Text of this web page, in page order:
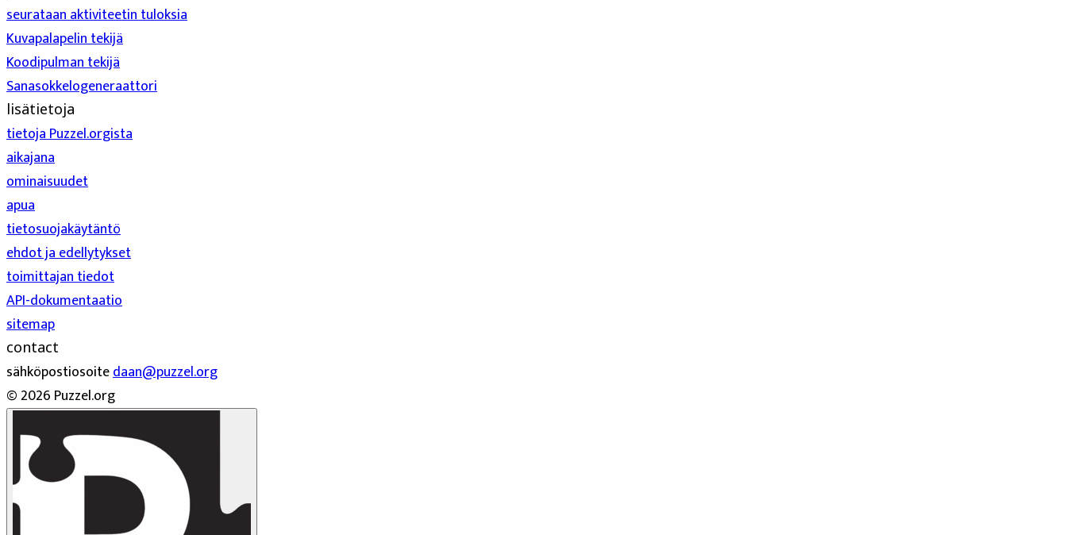
seurataan aktiviteetin tuloksia
Kuvapalapelin tekijä
Koodipulman tekijä
Sanasokkelogeneraattori
lisätietoja
tietoja Puzzel.orgista
aikajana
ominaisuudet
apua
tietosuojakäytäntö
ehdot ja edellytykset
toimittajan tiedot
API-dokumentaatio
sitemap
contact
sähköpostiosoitedaan@puzzel.org
© 2026 Puzzel.org